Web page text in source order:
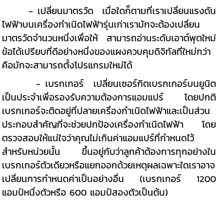
- เปลี่ยนมาตรวัด เมื่อใดก็ตามที่เราเปลี่ยนแรงดัน
ไฟฟ้าบนเครื่องกำเนิดไฟฟ้ารุ่นเก่าเรามักจะต้องเปลี่ยน
มาตรวัดจำนวนหนึ่งเพื่อให้ สามารถอ่านระดับเอาต์พุตใหม่
ข้อได้เปรียบที่ดีอย่างหนึ่งของแผงควบคุมดิจิทัลที่ใหม่กว่า
คือมักจะสามารถตั้งโปรแกรมใหม่ได้
- เบรกเกอร์ เปลี่ยนเซอร์กิตเบรกเกอร์บนยูนิต
เป็นประจำเพื่อรองรับความต้องการแอมแปร์ โดยปกติ
เบรกเกอร์จะติดอยู่ที่ปลายเครื่องกำเนิดไฟฟ้าและเป็นส่วน
ประกอบสำคัญที่จะช่วยปกป้องเครื่องกำเนิดไฟฟ้า โดย
ตรวจสอบให้แน่ใจว่าคุณไม่เกินค่าแอมแปร์ที่กำหนดไว้
สำหรับหน่วยนั้น ขึ้นอยู่กับว่าลูกค้าต้องการทุกอย่างใน
เบรกเกอร์ตัวเดียวหรือแยกออกด้วยเหตุผลเฉพาะใดเราอาจ
เปลี่ยนการกำหนดค่าเป็นอย่างอื่น (เบรกเกอร์ 1200
แอมป์หนึ่งตัวหรือ 600 แอมป์สองตัวเป็นต้น)